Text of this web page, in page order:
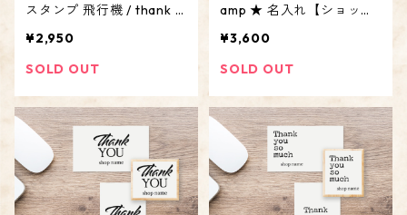
スタンプ 飛行機 / thank y
れ【屋号 アカウント オリ
ジナル オーダーメイド】
¥2,950
SOLD OUT
amp ★ 名入れ【ショップ
話番号 SNS インスタ オリ
ジナル オーダーメイド】
¥3,600
SOLD OUT